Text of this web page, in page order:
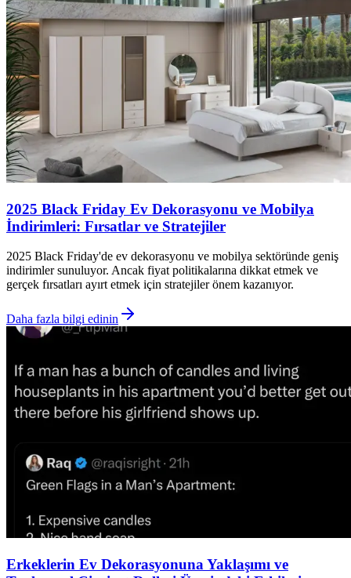
2025 Black Friday Ev Dekorasyonu ve Mobilya
İndirimleri: Fırsatlar ve Stratejiler
2025 Black Friday'de ev dekorasyonu ve mobilya sektöründe geniş
indirimler sunuluyor. Ancak fiyat politikalarına dikkat etmek ve
gerçek fırsatları ayırt etmek için stratejiler önem kazanıyor.
Daha fazla bilgi edinin
Erkeklerin Ev Dekorasyonuna Yaklaşımı ve